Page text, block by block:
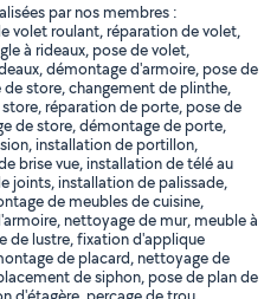
par nos membres :
volet roulant, réparation de volet,
à rideaux, pose de volet,
démontage d'armoire, pose de
store, changement de plinthe,
réparation de porte, pose de
de store, démontage de porte,
installation de portillon,
brise vue, installation de télé au
joints, installation de palissade,
de meubles de cuisine,
nettoyage de mur, meuble à
de lustre, fixation d'applique
de placard, nettoyage de
de siphon, pose de plan de